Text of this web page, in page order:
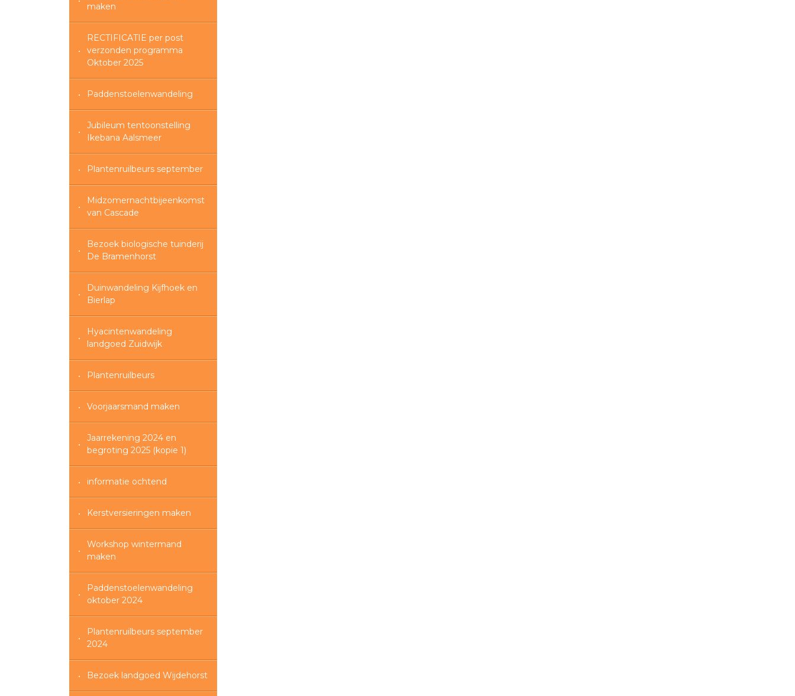
maken
RECTIFICATIE per post
verzonden programma
Oktober 2025
Paddenstoelenwandeling
Jubileum tentoonstelling
Ikebana Aalsmeer
Plantenruilbeurs september
Midzomernachtbijeenkomst
van Cascade
Bezoek biologische tuinderij
De Bramenhorst
Duinwandeling Kijfhoek en
Bierlap
Hyacintenwandeling
landgoed Zuidwijk
Plantenruilbeurs
Voorjaarsmand maken
Jaarrekening 2024 en
begroting 2025 (kopie 1)
informatie ochtend
Kerstversieringen maken
Workshop wintermand
maken
Paddenstoelenwandeling
oktober 2024
Plantenruilbeurs september
2024
Bezoek landgoed Wijdehorst